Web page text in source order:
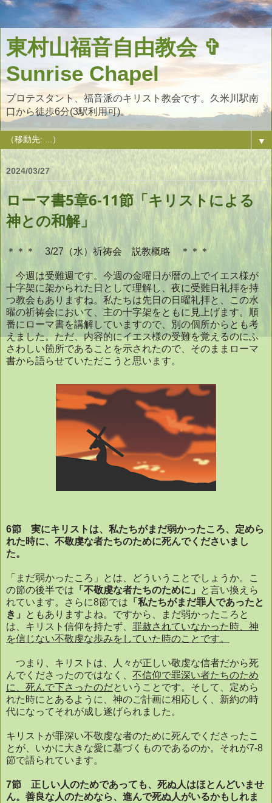
東村山福音自由教会 ✞
Sunrise Chapel
プロテスタント、福音派のキリスト教会です。久米川駅南
口から徒歩6分(3駅利用可)。
▼
2024/03/27
ローマ書5章6-11節「キリストによる
神との和解」
＊＊＊ 3/27（水）祈祷会 説教概略 ＊＊＊
今週は受難週です。今週の金曜日が暦の上でイエス様が
十字架に架かられた日として理解し、夜に受難日礼拝を持
つ教会もありますね。私たちは先日の日曜礼拝と、この水
曜の祈祷会において、主の十字架をともに見上げます。順
番にローマ書を講解していますので、別の個所からとも考
えました。ただ、内容的にイエス様の受難を覚えるのにふ
さわしい箇所であることを示されたので、そのままローマ
書から語らせていただこうと思います。
6節 実にキリストは、私たちがまだ弱かったころ、定めら
れた時に、不敬虔な者たちのために死んでくださいまし
た。
「まだ弱かったころ」とは、どういうことでしょうか。こ
の節の後半では 「不敬虔な者たちのために」
と言い換えら
れています。さらに8節では 「私たちがまだ罪人であったと
き」
ともありますよね。ですから、まだ弱かったころと
は、キリスト信仰を持たず、 罪赦されていなかった時、神
を信じない不敬虔な歩みをしていた時のことです。
つまり、キリストは、人々が正しい敬虔な信者だから死
んでくださったのではなく、 不信仰で罪深い者たちのため
に、死んで下さったのだということです。そして、定めら
れた時にとあるように、神のご計画に相応しく、新約の時
代になってそれが成し遂げられました。
キリストが罪深い不敬虔な者のために死んでくださったこ
とが、いかに大きな愛に基づくものであるのか。それが7-8
節で語られています。
7節 正しい人のためであっても、死ぬ人はほとんどいませ
ん。善良な人のためなら、進んで死ぬ人がいるかもしれま